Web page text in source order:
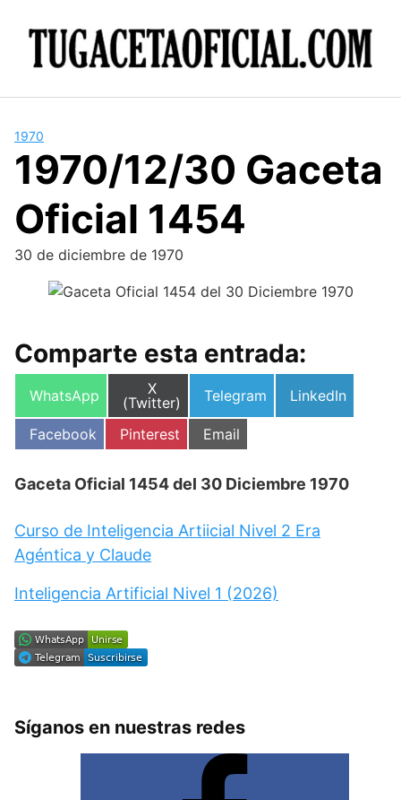
1970
1970/12/30 Gaceta
Oficial 1454
30 de diciembre de 1970
Comparte esta entrada:
Compartir
WhatsApp
Compartir
en
X
(Twitter)
Compartir
Telegram
Compartir
LinkedIn
Compartir
en
Facebook
Compartir
en
Pinterest
Compartir
en
Email
Gaceta Oficial 1454 del 30 Diciembre 1970
Curso de Inteligencia Artiicial Nivel 2 Era
Agéntica y Claude
Inteligencia Artificial Nivel 1 (2026)
Síganos en nuestras redes